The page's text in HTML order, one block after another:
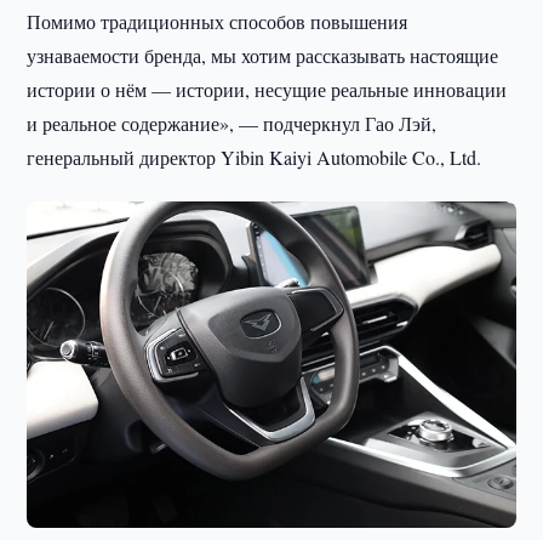
Помимо традиционных способов повышения
узнаваемости бренда, мы хотим рассказывать настоящие
истории о нём — истории, несущие реальные инновации
и реальное содержание», — подчеркнул Гао Лэй,
генеральный директор Yibin Kaiyi Automobile Co., Ltd.